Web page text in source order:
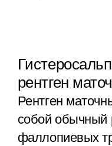
рентген
Рентген
собой обычный
фаллопиевых